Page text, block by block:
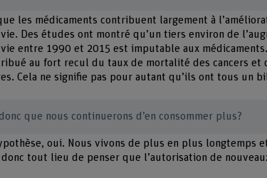
les médicaments contribuent largement à
vie. Des études ont montré qu’un tiers environ de
vie entre 1990 et 2015 est imputable aux
au fort recul du taux de mortalité des cancers et
Cela ne signifie pas pour autant qu’ils ont tous un
que nous continuerons d’en consommer plus?
oui. Nous vivons de plus en plus longtemps
tout lieu de penser que l’autorisation de